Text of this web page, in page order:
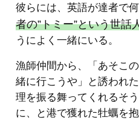
彼らには、英語が達者で
者の”トミー”という世話
うによく一緒にいる。
漁師仲間から、「あそこ
緒に行こうや」と誘われ
理を振る舞ってくれるそ
に、と港で獲れた牡蠣を